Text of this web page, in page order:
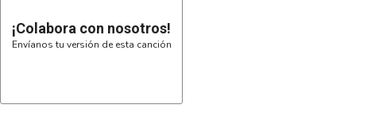
¡Colabora con nosotros!
Envíanos tu versión de esta canción